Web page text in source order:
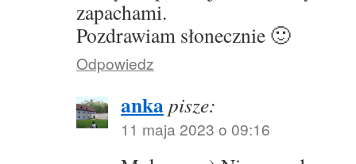
zapachami.
Pozdrawiam słonecznie 🙂
Odpowiedz
ankapisze:
11 maja 2023 o 09:16